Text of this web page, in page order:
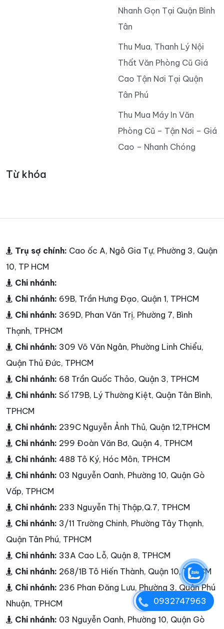
Nhanh Gọn Tại Quận Bình
Tân
Thu Mua, Thanh Lý Nội
Thất Văn Phòng Cũ Giá
Cao Tận Nơi Tại Quận
Tân Phú
Thu Mua Máy In Văn
Phòng Cũ – Tận Nơi – Giá
Cao – Nhanh Chóng
Từ khóa
Trụ sợ chính: Cao ốc A, Ngô Gia Tự, Phường 3, Quận
10, TP HCM
Chi nhánh:
Chi nhánh: 69B, Trần Hưng Đạo, Quận 1, TPHCM
Chi nhánh: 369D, Phan Văn Trị, Phường 7, Bình
Thạnh, TPHCM
Chi nhánh: 309 Võ Văn Ngân, Phường Linh Chiểu,
Quận Thủ Đức, TPHCM
Chi nhánh: 68 Trần Quốc Thảo, Quận 3, TPHCM
Chi nhánh: Số 179B, Lý Thường Kiệt, Quận Tân Bình,
TPHCM
Chi nhánh: 239C Nguyễn Ảnh Thủ, Quận 12,TPHCM
Chi nhánh: 299 Đoàn Văn Bơ, Quận 4, TPHCM
Chi nhánh: 488 Tô Ký, Hóc Môn, TPHCM
Chi nhánh: 03 Nguyễn Oanh, Phường 10, Quận Gò
Vấp, TPHCM
Chi nhánh: 233 Nguyễn Thị Thập,Q.7, TPHCM
Chi nhánh: 3/11 Trường Chinh, Phường Tây Thạnh,
Quận Tân Phú, TPHCM
Chi nhánh: 33A Cao Lỗ, Quận 8, TPHCM
Chi nhánh: 268/1B Tô Hiến Thành, Quận 10, TPHCM
Chi nhánh: 236 Phan Đăng Lưu, Phường 3, Quận Phú
Nhuận, TPHCM
Chi nhánh: 03 Nguyễn Oanh, Phường 10, Quận Gò
0932747963